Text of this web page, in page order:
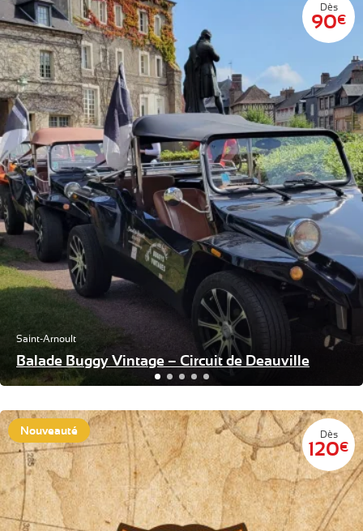
Dès
90€
Saint-Arnoult
Balade Buggy Vintage – Circuit de Deauville
Nouveauté Dès
120€